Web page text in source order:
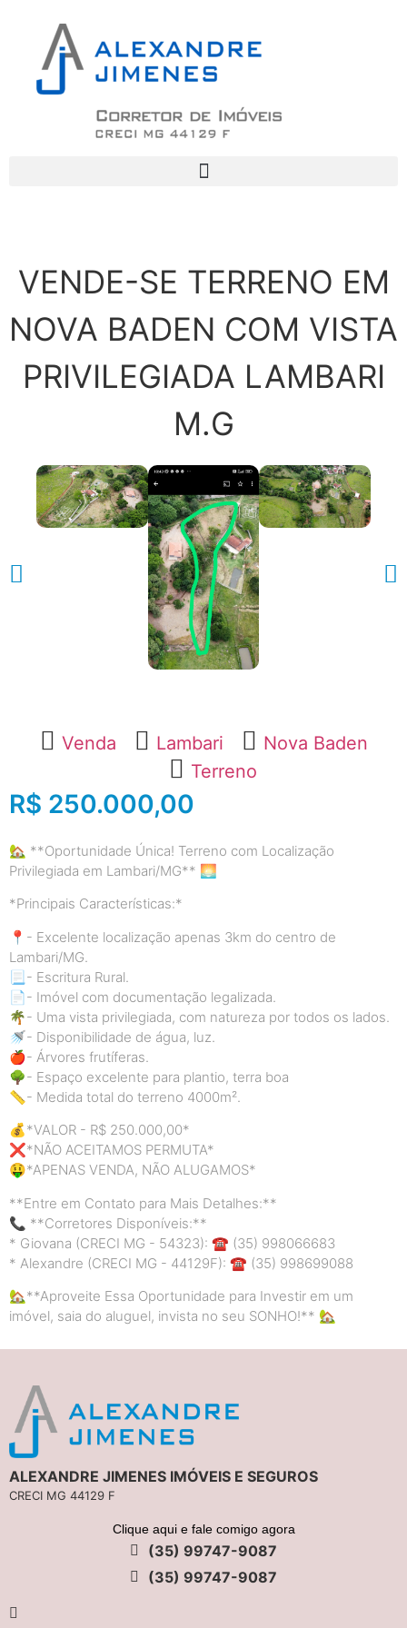
VENDE-SE TERRENO EM
NOVA BADEN COM VISTA
PRIVILEGIADA LAMBARI
M.G
Venda Lambari
Nova Baden
Terreno
R$ 250.000,00
🏡 **Oportunidade Única! Terreno com Localização
Privilegiada em Lambari/MG** 🌅
*Principais Características:*
📍- Excelente localização apenas 3km do centro de
Lambari/MG.
📃- Escritura Rural.
📄- Imóvel com documentação legalizada.
🌴- Uma vista privilegiada, com natureza por todos os lados.
🚿- Disponibilidade de água, luz.
🍎- Árvores frutíferas.
🌳- Espaço excelente para plantio, terra boa
📏- Medida total do terreno 4000m².
💰*VALOR - R$ 250.000,00*
❌*NÃO ACEITAMOS PERMUTA*
🤑*APENAS VENDA, NÃO ALUGAMOS*
**Entre em Contato para Mais Detalhes:**
📞 **Corretores Disponíveis:**
* Giovana (CRECI MG - 54323): ☎️ (35) 998066683
* Alexandre (CRECI MG - 44129F): ☎️ (35) 998699088
🏡**Aproveite Essa Oportunidade para Investir em um
imóvel, saia do aluguel, invista no seu SONHO!** 🏡
ALEXANDRE JIMENES IMÓVEIS E SEGUROS
CRECI MG 44129 F
Clique aqui e fale comigo agora
(35) 99747-9087
(35) 99747-9087